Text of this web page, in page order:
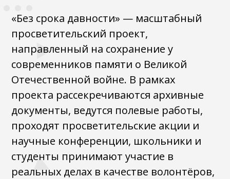
«Без срока давности» — масштабный
просветительский проект,
направленный на сохранение у
современников памяти о Великой
Отечественной войне. В рамках
проекта рассекречиваются архивные
документы, ведутся полевые работы,
проходят просветительские акции и
научные конференции, школьники и
студенты принимают участие в
реальных делах в качестве волонтёров,